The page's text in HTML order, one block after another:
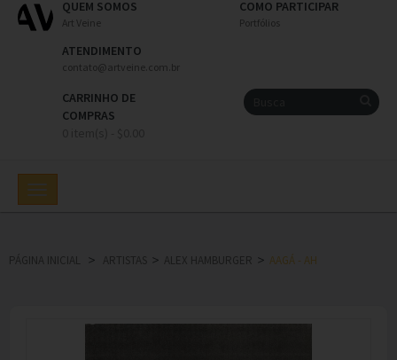
QUEM SOMOS
Art Veine
COMO PARTICIPAR
Portfólios
ATENDIMENTO
contato@artveine.com.br
CARRINHO DE
COMPRAS
Toggle
navigation
PÁGINA INICIAL > ARTISTAS > ALEX HAMBURGER > AAGÁ - AH